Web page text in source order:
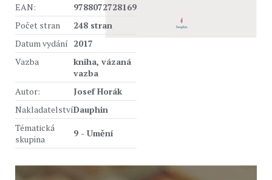
EAN:
9788072728169
Počet stran
248 stran
Datum vydání 2017
Vazba
kniha, vázaná
vazba
Autor:
Josef Horák
NakladatelstvíDauphin
Tématická
skupina
9 - Umění